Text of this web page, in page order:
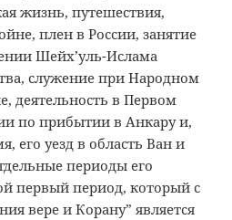
жизнь, путешествия,
плен в России, занятие
Шейх’уль-Ислама
служение при Народном
деятельность в Первом
по прибытии в Анкару и,
его уезд в область Ван и
периоды его
первый период, который с
вере и Корану” является